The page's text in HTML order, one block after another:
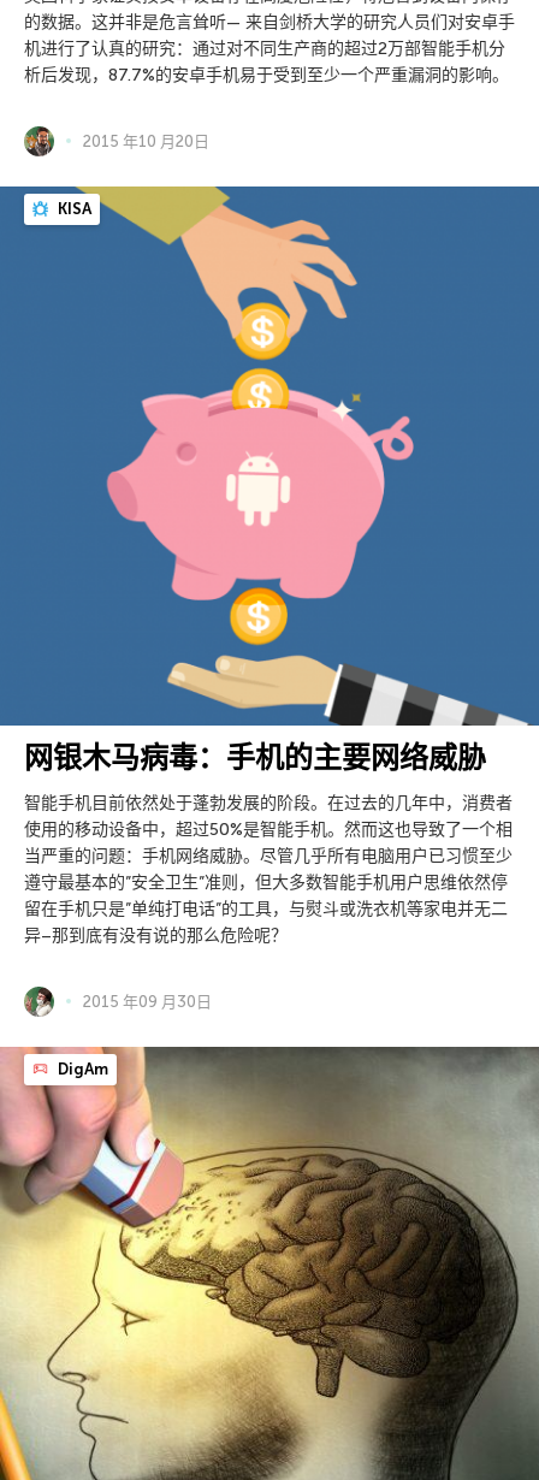
的数据。这并非是危言耸听— 来自剑桥大学的研究人员们对安卓手
机进行了认真的研究：通过对不同生产商的超过2万部智能手机分
析后发现，87.7%的安卓手机易于受到至少一个严重漏洞的影响。
2015 年10 月20日
KISA
网银木马病毒：手机的主要网络威胁
智能手机目前依然处于蓬勃发展的阶段。在过去的几年中，消费者
使用的移动设备中，超过50%是智能手机。然而这也导致了一个相
当严重的问题：手机网络威胁。尽管几乎所有电脑用户已习惯至少
遵守最基本的”安全卫生”准则，但大多数智能手机用户思维依然停
留在手机只是”单纯打电话”的工具，与熨斗或洗衣机等家电并无二
异–那到底有没有说的那么危险呢？
2015 年09 月30日
DigAm